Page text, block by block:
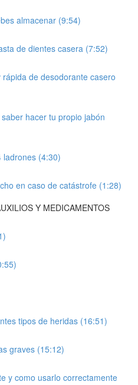
almacenar (9:54)
de dientes casera (7:52)
de desodorante casero
hacer tu propio jabón
ladrones (4:30)
en caso de catástrofe (1:28)
Y MEDICAMENTOS
tipos de heridas (16:51)
graves (15:12)
y como usarlo correctamente